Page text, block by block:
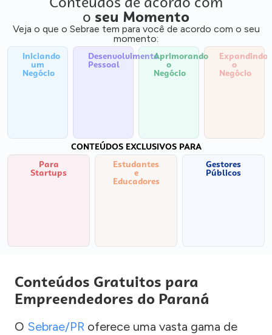
o seu Momento
Veja o que o Sebrae tem para você de acordo com o seu
momento:
Iniciando
um
Negócio
Desenvolvimento
Pessoal
Aprimorando
o
Negócio
Expandindo
o
Negócio
CONTEÚDOS EXCLUSIVOS PARA
Para
Startups
Estudantes
e
Educadores
Gestores
Públicos
Conteúdos Gratuitos para
Empreendedores do Paraná
O Sebrae/PR oferece uma vasta gama de